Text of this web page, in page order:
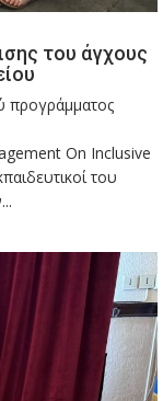
του άγχους
προγράμματος
On Inclusive
του